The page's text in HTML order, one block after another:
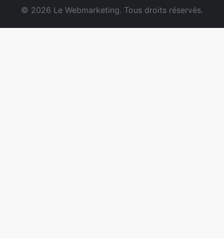
© 2026 Le Webmarketing. Tous droits réservés.